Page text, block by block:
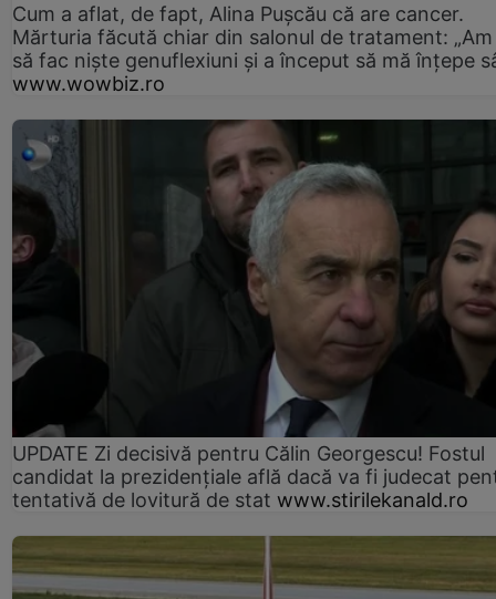
Cum a aflat, de fapt, Alina Pușcău că are cancer.
Mărturia făcută chiar din salonul de tratament:
să fac niște genuflexiuni și a început să mă înțepe
www.wowbiz.ro
UPDATE Zi decisivă pentru Călin Georgescu! Fostul
candidat la prezidențiale află dacă va fi judecat
tentativă de lovitură de stat www.stirilekanald.ro